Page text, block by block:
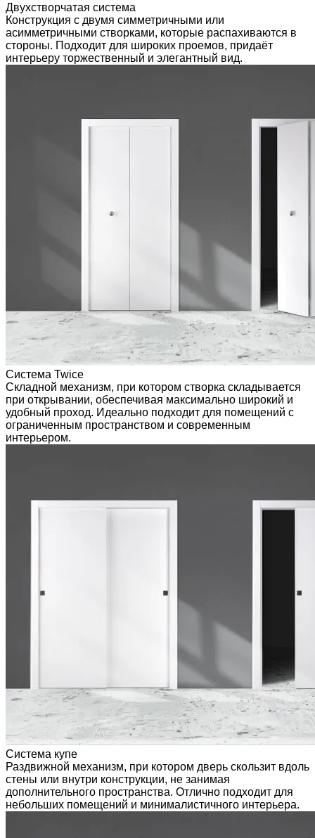
Двухстворчатая система
Конструкция с двумя симметричными или
асимметричными створками, которые распахиваются в
стороны. Подходит для широких проемов, придаёт
интерьеру торжественный и элегантный вид.
Система Twice
Складной механизм, при котором створка складывается
при открывании, обеспечивая максимально широкий и
удобный проход. Идеально подходит для помещений с
ограниченным пространством и современным
интерьером.
Система купе
Раздвижной механизм, при котором дверь скользит вдоль
стены или внутри конструкции, не занимая
дополнительного пространства. Отлично подходит для
небольших помещений и минималистичного интерьера.